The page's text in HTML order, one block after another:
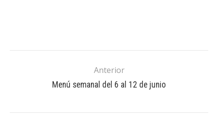
Anterior
Menú semanal del 6 al 12 de junio